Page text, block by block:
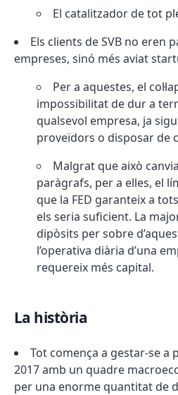
El catalitzador de tot
Els clients de SVB no eren
empreses, sinó més aviat
Per a aquestes, el
impossibilitat de dur a
qualsevol empresa, ja
proveïdors o disposar de
Malgrat que això
paràgrafs, per a elles, el
que la FED garanteix a
els seria suficient. La
dipòsits per sobre
l’operativa diària d’una
requereix més capital.
La història
Tot comença a gestar-se a
2017 amb un quadre
per una enorme quantitat de